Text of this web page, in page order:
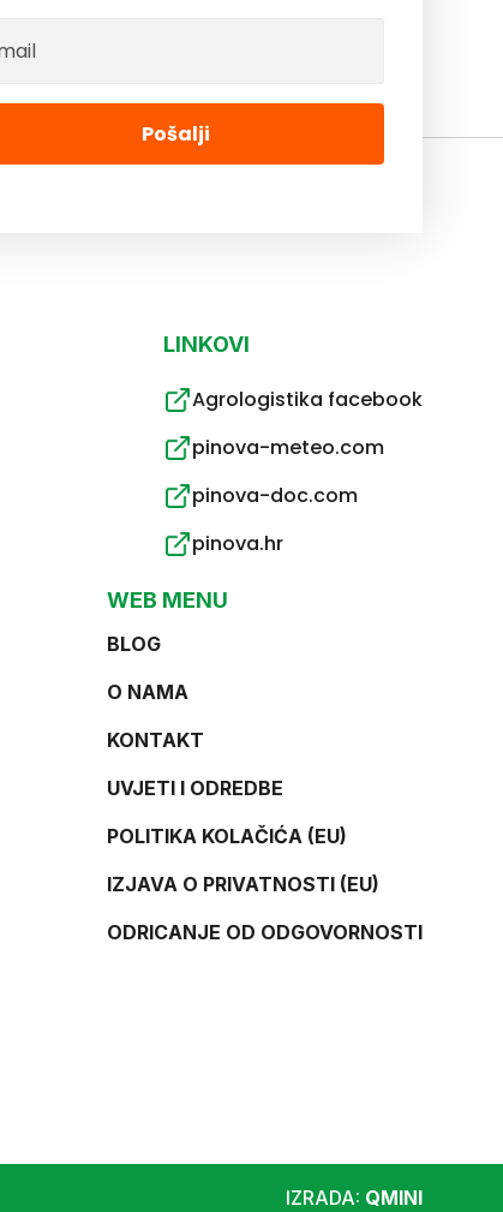
Pošalji
LINKOVI
Agrologistika facebook
pinova-meteo.com
pinova-doc.com
pinova.hr
WEB MENU
BLOG
O NAMA
KONTAKT
UVJETI I ODREDBE
POLITIKA KOLAČIĆA (EU)
IZJAVA O PRIVATNOSTI (EU)
ODRICANJE OD ODGOVORNOSTI
IZRADA: QMINI